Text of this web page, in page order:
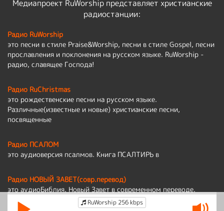
Медиапроект RuWorship представляет христианские
радиостанции:
Радио RuWorship
это песни в стиле Praise&Worship, песни в стиле Gospel, песни
прославления и поклонения на русском языке. RuWorship -
радио, славящее Господа!
Радио RuChristmas
это рождественские песни на русском языке.
Различные(известные и новые) христианские песни,
посвященные
Радио ПСАЛОМ
это аудиоверсия псалмов. Книга ПСАЛТИРЬ в
Радио НОВЫЙ ЗАВЕТ(совр.перевод)
это аудиоБиблия, Новый Завет в современном переводе.
RuWorship 256 kbps